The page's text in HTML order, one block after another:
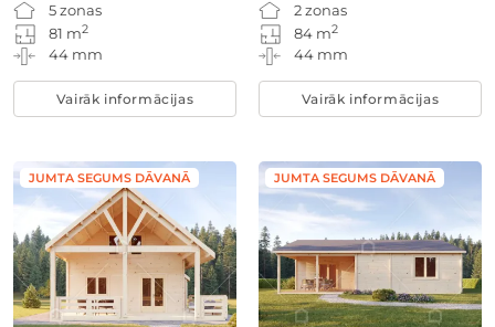
5 zonas
81 m2
44 mm
Vairāk informācijas
2 zonas
84 m2
44 mm
Vairāk informācijas
JUMTA SEGUMS DĀVANĀ JUMTA SEGUMS DĀVANĀ